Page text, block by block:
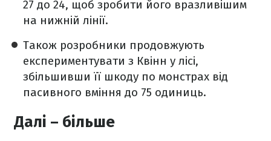
27 до 24, щоб зробити його вразливішим
на нижній лінії.
Також розробники продовжують
експериментувати з Квінн у лісі,
збільшивши її шкоду по монстрах від
пасивного вміння до 75 одиниць.
Далі – більше